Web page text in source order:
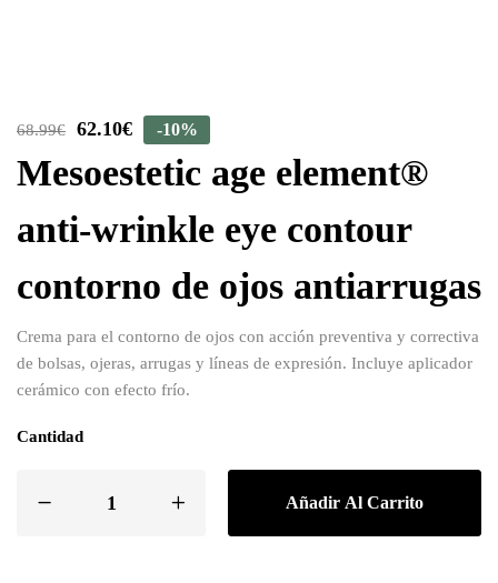
68.99€ 62.10€ -10%
Mesoestetic age element®
anti-wrinkle eye contour
contorno de ojos antiarrugas
Crema para el contorno de ojos con acción preventiva y correctiva
de bolsas, ojeras, arrugas y líneas de expresión. Incluye aplicador
cerámico con efecto frío.
Cantidad
Añadir Al Carrito